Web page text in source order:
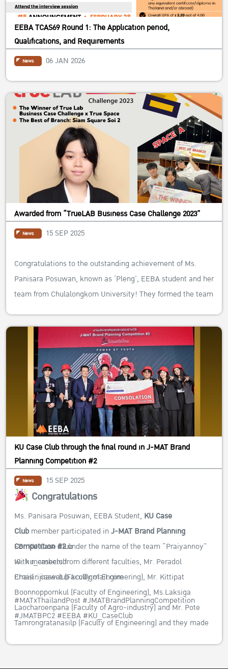
EEBA TCAS69 Round 1: The Application period,
Qualifications, and Requirements
News 06 JAN 2026
Awarded from “TrueLAB Business Case Challenge 2023”
News 15 SEP 2025
Congratulations to the outstanding achievement of Ms.
Panisara Posuwan, known as ‘Pleng’, EEBA student and her
team from Chulalongkorn University! They formed the team
Challenge 2023”.
They got awards:“The Winner of True Lab Business Case
Challenge x True Space”and the winner in
“Best of Branch:
Siam Square Soi 2”.
We feel proud and commends the ability to successfully
overcome multiple competing teams.”
For those students are interested in gaining experience in
competitions like theirs, feel free to contact
KU Case Club through the final round in J-MAT Brand
Planning Competition #2
News 15 SEP 2025
Congratulations
Ms. Panisara Posuwan, EEBA Student, KU Case
Clubmember participated inJ-MAT Brand Planning
Competition #2under the name of the team “Praiyannoy”
with members from different faculties, Mr. Peradol
Chaisirijirawat (Faculty of Engineering), Mr. Kittipat
Boonnoppornkul (Faculty of Engineering), Ms.Laksiga
Laocharoenpana (Faculty of Agro-industry) and Mr. Pote
Tamrongratanasilp (Faculty of Engineering) and they made
FB:KU Case Club
IG:ku_caseclub
Email : caseclub.kcc@gmail.com
#MATxThailandPost #JMATBrandPlanningCompetition
#JMATBPC2 #EEBA #KU_CaseClub